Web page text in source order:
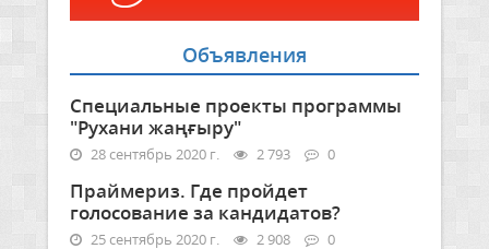
Объявления
Специальные проекты программы
"Рухани жаңғыру"
28 сентябрь 2020 г. 2 793 0
Праймериз. Где пройдет
голосование за кандидатов?
25 сентябрь 2020 г. 2 908 0